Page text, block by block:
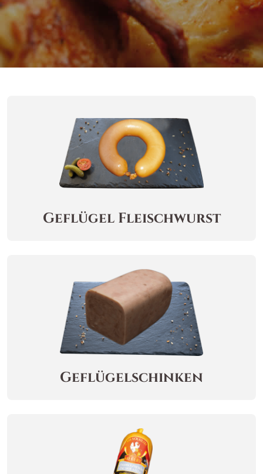
Geflügel Fleischwurst
Geflügelschinken